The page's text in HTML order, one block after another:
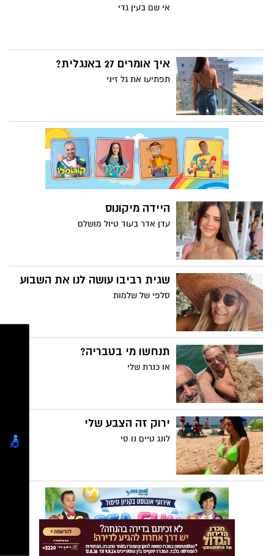
אי שם בעין גדי
איך אומרים 27 באנגלית?
תפתיעו את גל זיני
היידה מיקונוס
עדן אדר בעוד טיול מושלם
שגית רביבו עושה לנו את השבוע
סלפי של שלמות
תנחשו מי בטבריה?
או כנרת שלי
ירוק זה הצבע שלי
לונג טיים נו סי